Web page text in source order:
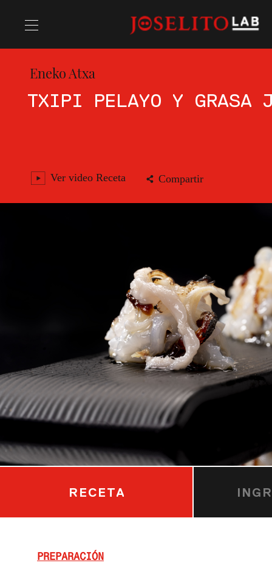
Recetas
Eneko Atxa
TXIPI PELAYO Y GRASA
Ver video Receta Compartir
RECETA
PREPARACIÓN